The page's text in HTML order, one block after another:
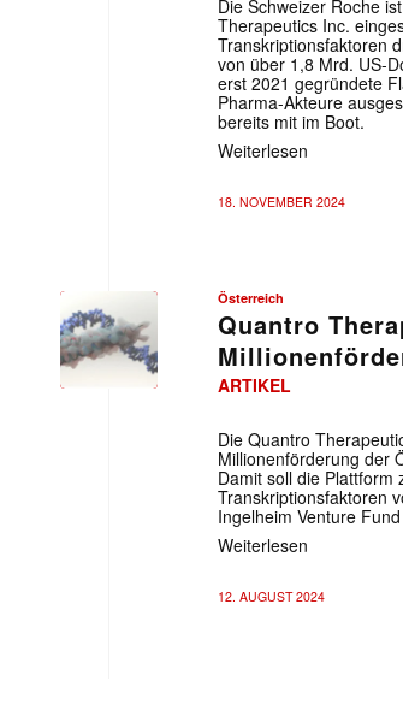
Die Schweizer Roche
Therapeutics Inc.
Transkriptionsfaktoren
von über 1,8 Mrd. US-
erst 2021 gegründete
Pharma-Akteure
bereits mit im Boot.
Weiterlesen
18. NOVEMBER 2024
Österreich
Quantro
ARTIKEL
Die Quantro
Millionenförderung der
Damit soll die Plattform
Transkriptionsfaktoren
Ingelheim Venture
Weiterlesen
12. AUGUST 2024